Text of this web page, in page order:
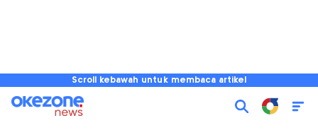
Scroll kebawah untuk membaca artikel